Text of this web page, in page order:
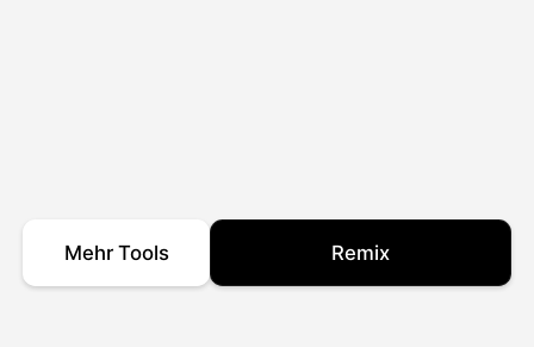
Mehr Tools Remix